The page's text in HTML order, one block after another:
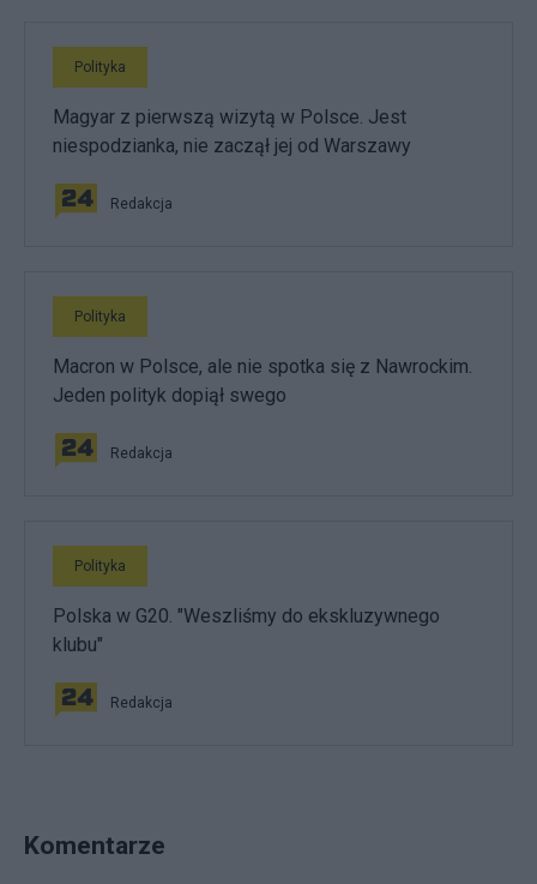
Polityka
Magyar z pierwszą wizytą w Polsce. Jest
niespodzianka, nie zaczął jej od Warszawy
Redakcja
Polityka
Macron w Polsce, ale nie spotka się z Nawrockim.
Jeden polityk dopiął swego
Redakcja
Polityka
Polska w G20. "Weszliśmy do ekskluzywnego
klubu"
Redakcja
Komentarze